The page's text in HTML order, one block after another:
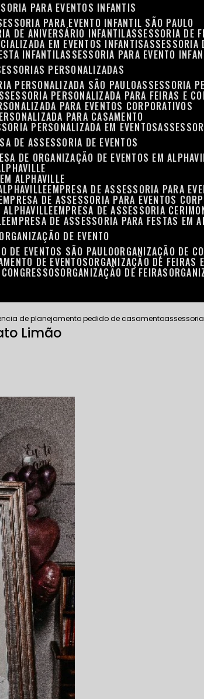
PARA EVENTOS INFANTIS
PARA EVENTO INFANTIL SÃO PAULO
DE ANIVERSÁRIO INFANTIL ASSESSORIA DE
EM EVENTOS INFANTIS
INFANTIL ASSESSORIA PARA EVENTO
PERSONALIZADAS
PERSONALIZADA SÃO PAULO ASSESSORIA
ASSESSORIA PERSONALIZADA PARA FEIRAS E
PARA EVENTOS CORPORATIVOS
PARA CASAMENTO
PERSONALIZADA EM EVENTOS
DE ASSESSORIA DE EVENTOS
DE ORGANIZAÇÃO DE EVENTOS EM
ALPHAVILLE
EMPRESA DE ASSESSORIA PARA
EMPRESA DE ASSESSORIA PARA EVENTOS
EMPRESA DE ASSESSORIA
EMPRESA DE ASSESSORIA PARA FESTAS EM
ORGANIZAÇÃO DE EVENTO
DE EVENTOS SÃO PAULO ORGANIZAÇÃO DE
DE EVENTOS ORGANIZAÇÃO DE FEIRAS
ORGANIZAÇÃO DE FEIRAS
de planejamento pedido de casamento
Limão